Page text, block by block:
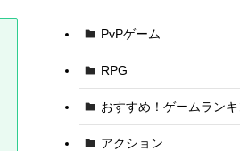
PvPゲーム
RPG
おすすめ！ゲームラン
アクション